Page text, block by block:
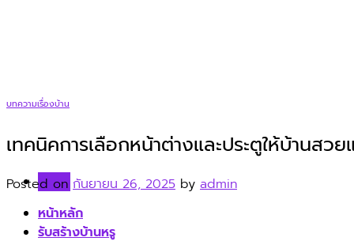
Menu
หน้าหลัก
รับสร้างบ้านหรู
บทความเรื่องบ้าน
เทคนิคการเลือกหน้าต่างและประตูให้บ้านสว
Posted on กันยายน 26, 2025 by admin